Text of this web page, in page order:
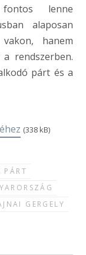
lenne
alaposan
hanem
rendszerben.
párt és a
(338 kB)
PÁRT
GERGELY